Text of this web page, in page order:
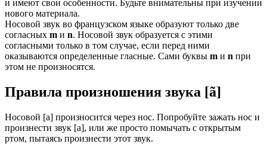
и имеют свои особенности. Будьте внимательны при изучении
нового материала.
Носовой звук во французском языке образуют только две
согласных m и n. Носовой звук образуется с этими
согласными только в том случае, если перед ними
оказываются определенные гласные. Сами буквы m и n при
этом не произносятся.
Правила произношения звука [ã]
Носовой [а] произносится через нос. Попробуйте зажать нос и
произнести звук [а], или же просто помычать с открытым
ртом, пытаясь произнести этот звук.